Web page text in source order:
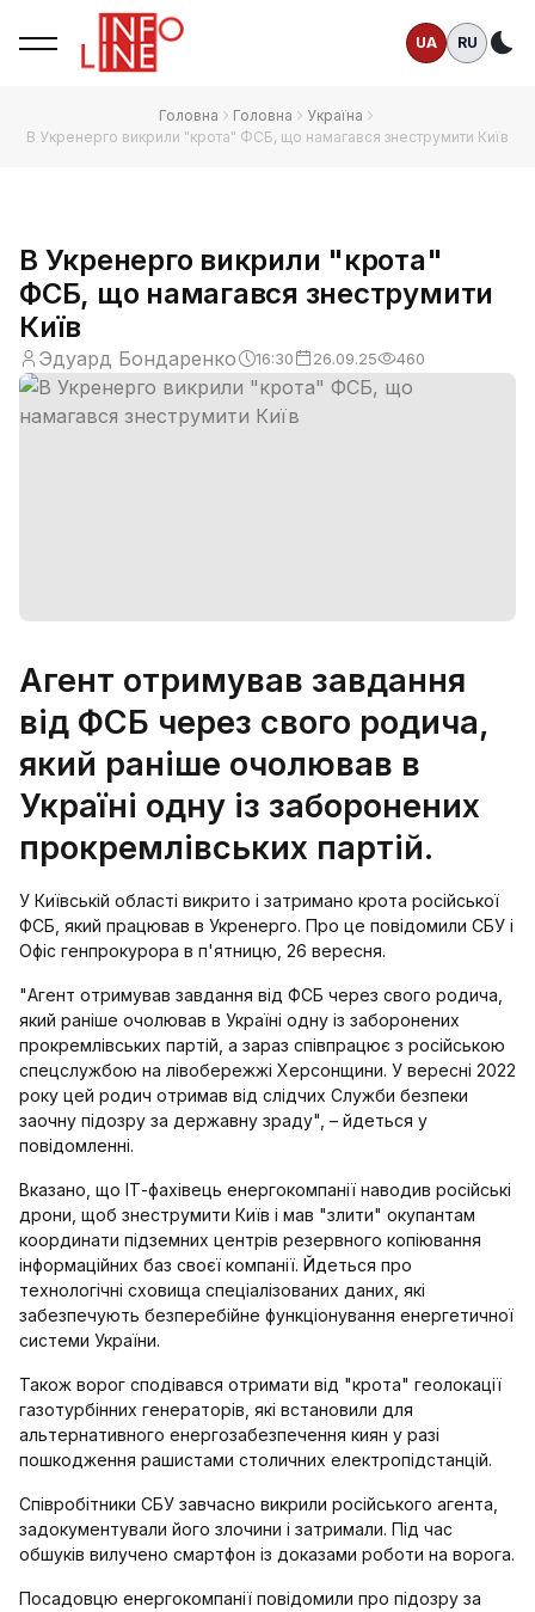
UA RU
Головна Головна
Україна
В Укренерго викрили "крота" ФСБ, що намагався знеструмити Київ
В Укренерго викрили "крота"
ФСБ, що намагався знеструмити
Київ
Эдуард Бондаренко 16:30 26.09.25 460
Агент отримував завдання
від ФСБ через свого родича,
який раніше очолював в
Україні одну із заборонених
прокремлівських партій.
У Київській області викрито і затримано крота російської
ФСБ, який працював в Укренерго. Про це повідомили СБУ і
Офіс генпрокурора в п'ятницю, 26 вересня.
"Агент отримував завдання від ФСБ через свого родича,
який раніше очолював в Україні одну із заборонених
прокремлівських партій, а зараз співпрацює з російською
спецслужбою на лівобережжі Херсонщини. У вересні 2022
року цей родич отримав від слідчих Служби безпеки
заочну підозру за державну зраду", – йдеться у
повідомленні.
Вказано, що ІТ-фахівець енергокомпанії наводив російські
дрони, щоб знеструмити Київ і мав "злити" окупантам
координати підземних центрів резервного копіювання
інформаційних баз своєї компанії. Йдеться про
технологічні сховища спеціалізованих даних, які
забезпечують безперебійне функціонування енергетичної
системи України.
Також ворог сподівався отримати від "крота" геолокації
газотурбінних генераторів, які встановили для
альтернативного енергозабезпечення киян у разі
пошкодження рашистами столичних електропідстанцій.
Співробітники СБУ завчасно викрили російського агента,
задокументували його злочини і затримали. Під час
обшуків вилучено смартфон із доказами роботи на ворога.
Посадовцю енергокомпанії повідомили про підозру за